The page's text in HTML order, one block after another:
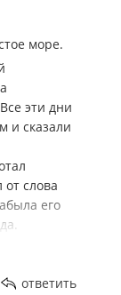
море.
эти дни
и сказали
слова
его
на
такую
ответить